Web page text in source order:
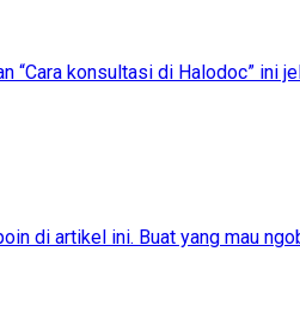
“Cara konsultasi di Halodoc” ini
di artikel ini. Buat yang mau